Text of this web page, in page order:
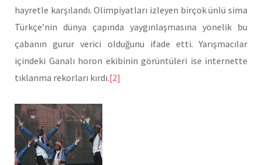
hayretle karşılandı. Olimpiyatları izleyen birçok ünlü sima
Türkçe’nin dünya çapında yaygınlaşmasına yönelik bu
çabanın gurur verici olduğunu ifade etti. Yarışmacılar
içindeki Ganalı horon ekibinin görüntüleri ise internette
tıklanma rekorları kırdı.[2]